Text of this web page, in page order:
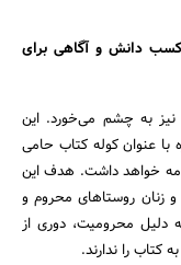
کسب دانش و آگاهی برای
نیز به چشم می‌خورد. این
با عنوان کوله کتاب حامی
خواهد داشت. هدف این
و زنان روستاهای محروم و
دلیل محرومیت، دوری از
کتاب را ندارند.